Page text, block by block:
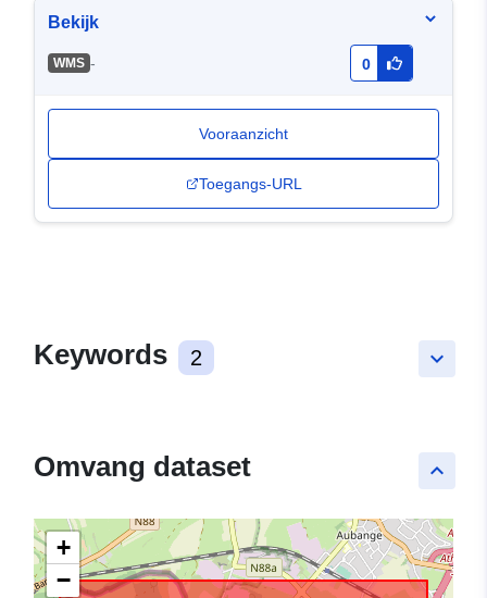
Bekijk
WMS - 0
Vooraanzicht
Toegangs-URL
keyboard_arrow_down
Keywords 2
keyboard_arrow_up
Omvang dataset
+
−